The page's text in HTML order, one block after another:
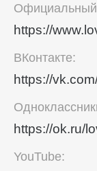
Официальный
https://
ВКонтакте:
https://
https://ok.ru/
YouTube: